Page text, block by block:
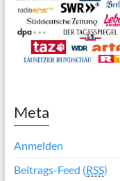
Meta
Anmelden
Beitrags-Feed (RSS)